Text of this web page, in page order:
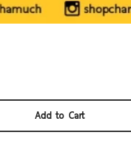
Add to Cart